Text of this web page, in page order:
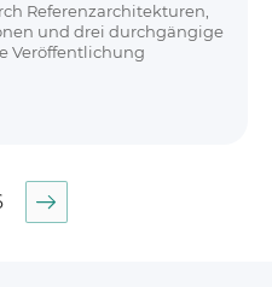
Referenzarchitekturen,
und drei durchgängige
Veröffentlichung